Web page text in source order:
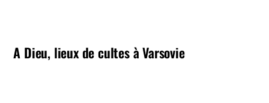
A Dieu, lieux de cultes à Varsovie